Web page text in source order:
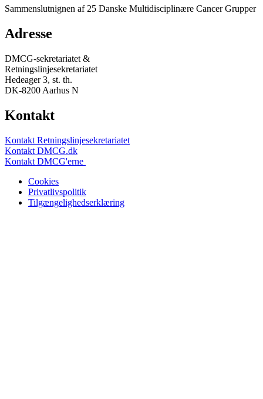
Sammenslutnignen af 25 Danske Multidisciplinære Cancer Grupper
Adresse
DMCG-sekretariatet &
Retningslinjesekretariatet
Hedeager 3, st. th.
DK-8200 Aarhus N
Kontakt
Kontakt Retningslinjesekretariatet
Kontakt DMCG.dk
Kontakt DMCG'erne
Cookies
Privatlivspolitik
Tilgængelighedserklæring